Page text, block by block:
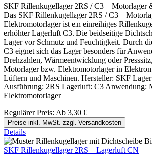
SKF Rillenkugellager 2RS / C3 – Motorlager
Das SKF Rillenkugellager 2RS / C3 –
Elektromotorlager ist ein einreihiges
erhöhter Lagerluft C3. Die beidseitige
Lager vor Schmutz und Feuchtigkeit. Durch
C3 eignet sich das Lager besonders für
Drehzahlen, Wärmeentwicklung oder
Motorlager bzw. Elektromotorlager in
Lüftern und Maschinen. Hersteller: SKF
Ausführung: 2RS Lagerluft: C3 Anwendung:
Elektromotorlager
Regulärer Preis: Ab 3,30 €
Preise inkl. MwSt. zzgl. Versandkosten
Details
SKF Rillenkugellager 2RS – Lagerluft CN